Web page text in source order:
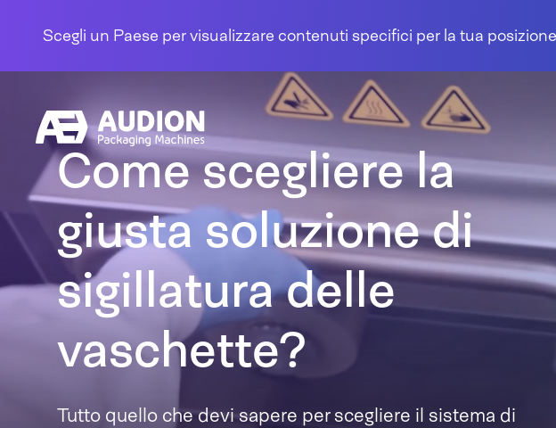
Scegli un Paese per visualizzare contenuti specifici per la tua
Come scegliere la
giusta soluzione di
sigillatura delle
vaschette?
Tutto quello che devi sapere per scegliere il sistema di